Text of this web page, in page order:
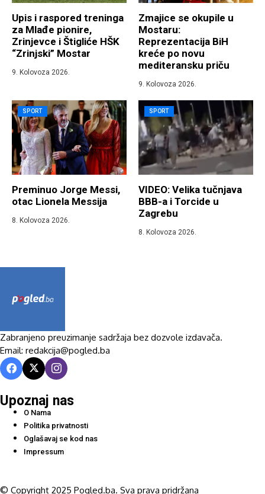
​Upis i raspored treninga
za Mlađe pionire,
Zrinjevce i Štigliće HŠK
“Zrinjski” Mostar
9. Kolovoza 2026.
Zmajice se okupile u
Mostaru:
Reprezentacija BiH
kreće po novu
mediteransku priču
9. Kolovoza 2026.
SPORT
Preminuo Jorge Messi,
otac Lionela Messija
8. Kolovoza 2026.
SPORT
VIDEO: Velika tučnjava
BBB-a i Torcide u
Zagrebu
8. Kolovoza 2026.
Zabranjeno preuzimanje sadržaja bez dozvole izdavača.
Email: redakcija@pogled.ba
Upoznaj nas
O Nama
Politika privatnosti
Oglašavaj se kod nas
Impressum
© Copyright 2025 Pogled.ba. Sva prava pridržana